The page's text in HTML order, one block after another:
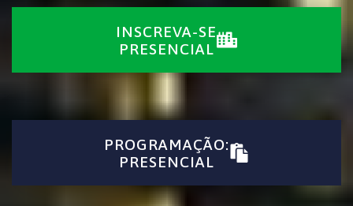
INSCREVA-SE
PRESENCIAL
PROGRAMAÇÃO:
PRESENCIAL